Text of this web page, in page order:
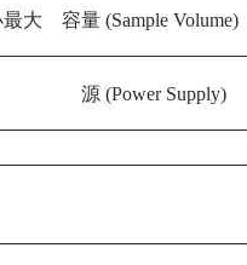
大 容量 (Sample Volume)
源 (Power Supply)